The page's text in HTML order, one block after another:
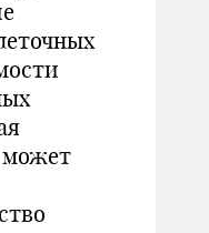
может